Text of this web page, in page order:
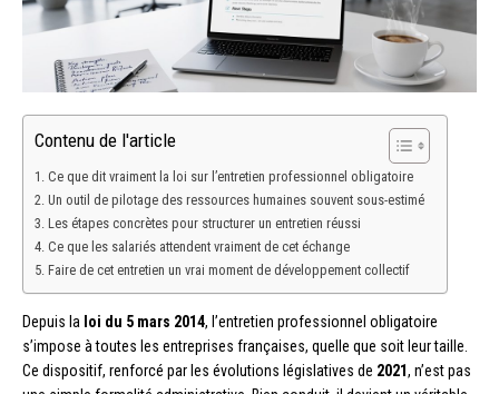
Contenu de l'article
Ce que dit vraiment la loi sur l’entretien professionnel obligatoire
Un outil de pilotage des ressources humaines souvent sous-estimé
Les étapes concrètes pour structurer un entretien réussi
Ce que les salariés attendent vraiment de cet échange
Faire de cet entretien un vrai moment de développement collectif
Depuis la loi du 5 mars 2014, l’entretien professionnel obligatoire
s’impose à toutes les entreprises françaises, quelle que soit leur taille.
Ce dispositif, renforcé par les évolutions législatives de 2021, n’est pas